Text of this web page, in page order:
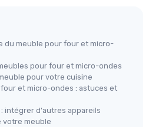
du meuble pour four et micro-
pour four et micro-ondes
pour votre cuisine
et micro-ondes : astuces et
intégrer d'autres appareils
votre meuble